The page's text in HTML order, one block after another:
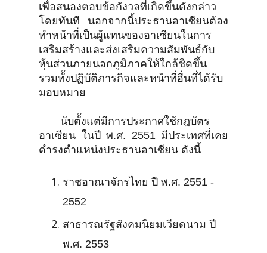
เพื่อสนองตอบข้อกังวลที่เกิดขึ้นดังกล่าว
โดยทันที นอกจากนี้ประธานอาเซียนต้อง
ทำหน้าที่เป็นผู้แทนของอาเซียนในการ
เสริมสร้างและส่งเสริมความสัมพันธ์กับ
หุ้นส่วนภายนอกภูมิภาคให้ใกล้ชิดขึ้น
รวมทั้งปฏิบัติภารกิจและหน้าที่อื่นที่ได้รับ
มอบหมาย
นับตั้งแต่มีการประกาศใช้กฎบัตร
อาเซียน ในปี พ.ศ. 2551 มีประเทศที่เคย
ดำรงตำแหน่งประธานอาเซียน ดังนี้
ราชอาณาจักรไทย ปี พ.ศ. 2551 -
2552
สาธารณรัฐสังคมนิยมเวียดนาม ปี
พ.ศ. 2553